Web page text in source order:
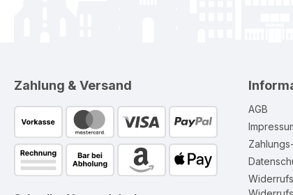
Zahlung & Versand
AGB